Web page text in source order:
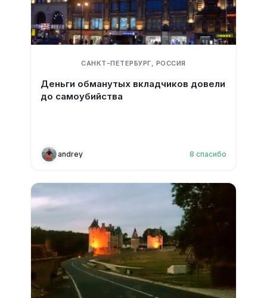
САНКТ-ПЕТЕРБУРГ, РОССИЯ
Деньги обманутых вкладчиков довели
до самоубийства
andrey 8 спасибо